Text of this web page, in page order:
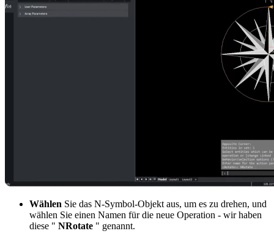
Wählen Sie das N-Symbol-Objekt aus, um es zu drehen, und
wählen Sie einen Namen für die neue Operation - wir haben
diese " NRotate " genannt.